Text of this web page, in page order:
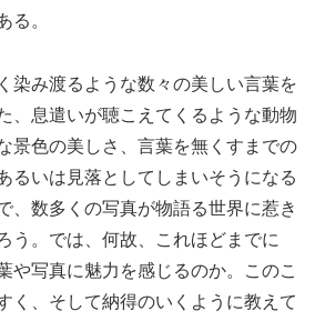
る。
染み渡るような数々の美しい言葉を
、息遣いが聴こえてくるような動物
景色の美しさ、言葉を無くすまでの
るいは見落としてしまいそうになる
、数多くの写真が物語る世界に惹き
う。では、何故、これほどまでに
や写真に魅力を感じるのか。このこ
く、そして納得のいくように教えて